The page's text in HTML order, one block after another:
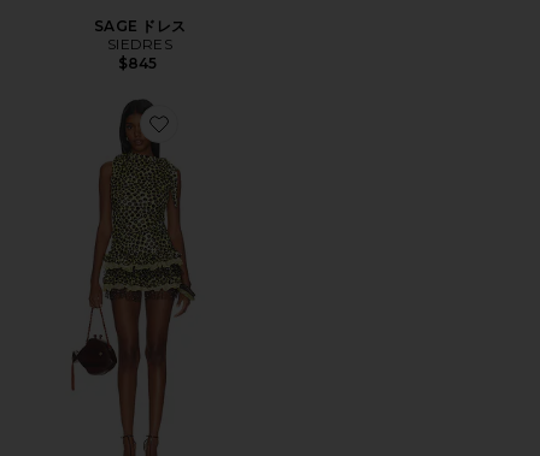
SAGE ドレス
SIEDRES
$845
Favorite FLORIANA ドレス